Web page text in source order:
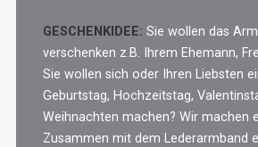
GESCHENKIDEE: Sie wollen das
verschenken z.B. Ihrem Ehemann,
Sie wollen sich oder Ihren Liebsten
Geburtstag, Hochzeitstag,
Weihnachten machen? Wir machen
Zusammen mit dem Lederarmband